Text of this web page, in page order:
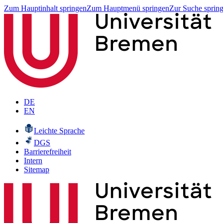
Zum Hauptinhalt springenZum Hauptmenü springenZur Suche
DE
EN
Leichte Sprache
DGS
Barrierefreiheit
Intern
Sitemap